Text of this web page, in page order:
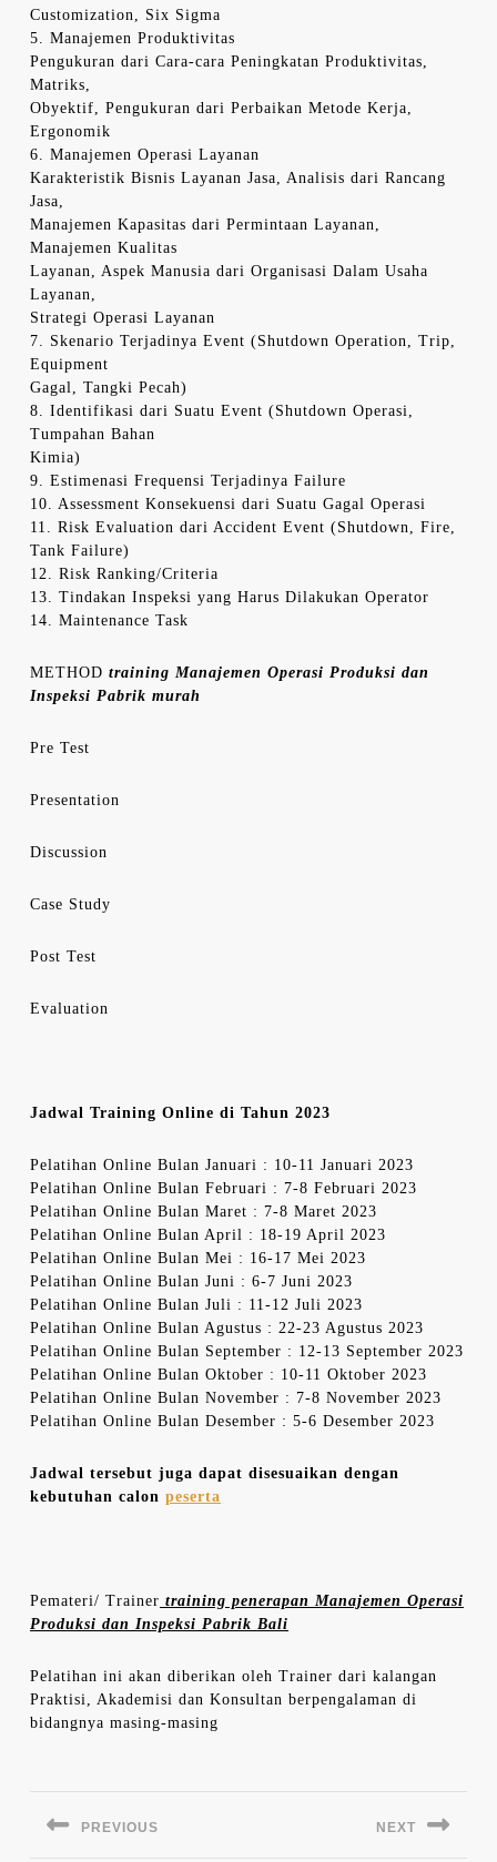
Customization, Six Sigma
5. Manajemen Produktivitas
Pengukuran dari Cara-cara Peningkatan Produktivitas,
Matriks,
Obyektif, Pengukuran dari Perbaikan Metode Kerja,
Ergonomik
6. Manajemen Operasi Layanan
Karakteristik Bisnis Layanan Jasa, Analisis dari Rancang
Jasa,
Manajemen Kapasitas dari Permintaan Layanan,
Manajemen Kualitas
Layanan, Aspek Manusia dari Organisasi Dalam Usaha
Layanan,
Strategi Operasi Layanan
7. Skenario Terjadinya Event (Shutdown Operation, Trip,
Equipment
Gagal, Tangki Pecah)
8. Identifikasi dari Suatu Event (Shutdown Operasi,
Tumpahan Bahan
Kimia)
9. Estimenasi Frequensi Terjadinya Failure
10. Assessment Konsekuensi dari Suatu Gagal Operasi
11. Risk Evaluation dari Accident Event (Shutdown, Fire,
Tank Failure)
12. Risk Ranking/Criteria
13. Tindakan Inspeksi yang Harus Dilakukan Operator
14. Maintenance Task
METHOD training Manajemen Operasi Produksi dan
Inspeksi Pabrik murah
Pre Test
Presentation
Discussion
Case Study
Post Test
Evaluation
Jadwal Training Online di Tahun 2023
Pelatihan Online Bulan Januari : 10-11 Januari 2023
Pelatihan Online Bulan Februari : 7-8 Februari 2023
Pelatihan Online Bulan Maret : 7-8 Maret 2023
Pelatihan Online Bulan April : 18-19 April 2023
Pelatihan Online Bulan Mei : 16-17 Mei 2023
Pelatihan Online Bulan Juni : 6-7 Juni 2023
Pelatihan Online Bulan Juli : 11-12 Juli 2023
Pelatihan Online Bulan Agustus : 22-23 Agustus 2023
Pelatihan Online Bulan September : 12-13 September 2023
Pelatihan Online Bulan Oktober : 10-11 Oktober 2023
Pelatihan Online Bulan November : 7-8 November 2023
Pelatihan Online Bulan Desember : 5-6 Desember 2023
Jadwal tersebut juga dapat disesuaikan dengan
kebutuhan calon peserta
Pemateri/ Trainer training penerapan Manajemen Operasi
Produksi dan Inspeksi Pabrik Bali
Pelatihan ini akan diberikan oleh Trainer dari kalangan
Praktisi, Akademisi dan Konsultan berpengalaman di
bidangnya masing-masing
PREVIOUS NEXT